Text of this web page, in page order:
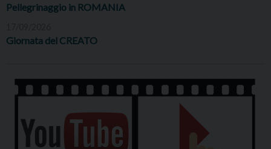
Pellegrinaggio in ROMANIA
Giornata del CREATO